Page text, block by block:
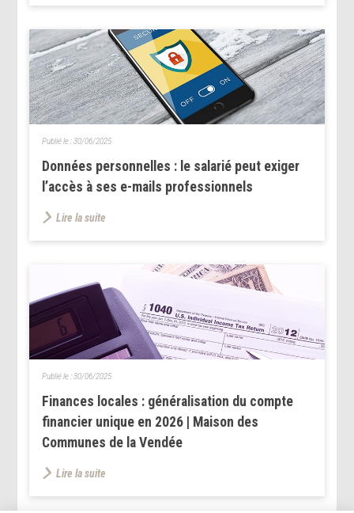
Données personnelles : le salarié peut exiger
l’accès à ses e-mails professionnels
Publié le :30/06/2025
Lire la suite
Finances locales : généralisation du compte
financier unique en 2026 | Maison des
Communes de la Vendée
Publié le :30/06/2025
Lire la suite